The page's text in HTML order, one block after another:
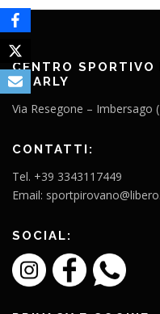
CENTRO SPORTIVO
CHARLY
Via Resegone – Imbersago
CONTATTI:
Tel. +39 3343117449
Email:
SOCIAL: